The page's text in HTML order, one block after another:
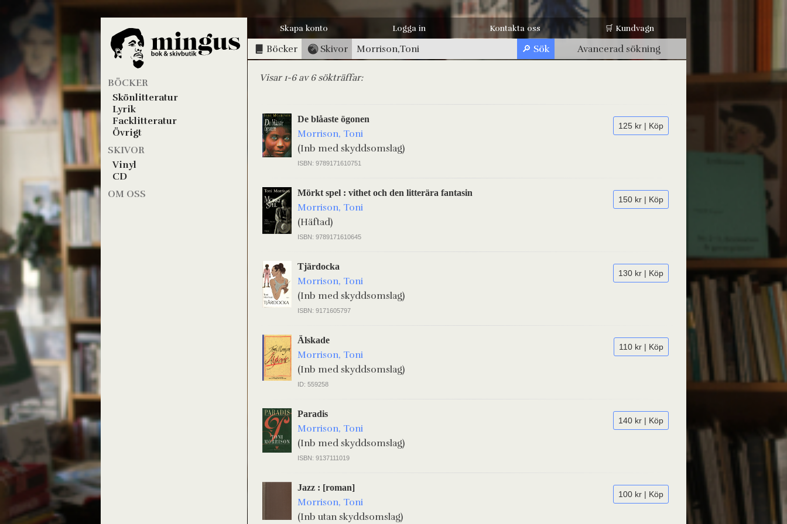
BÖCKER
Skönlitteratur
Lyrik
Facklitteratur
Övrigt
SKIVOR
Vinyl
CD
OM OSS
Skapa konto Logga in Kontakta oss 🛒 Kundvagn
Böcker Skivor Avancerad sökning
Visar 1-6 av 6 sökträffar:
125 kr | Köp
De blåaste ögonen
Morrison, Toni
(Inb med skyddsomslag)
ISBN: 9789171610751
150 kr | Köp
Mörkt spel : vithet och den litterära fantasin
Morrison, Toni
(Häftad)
ISBN: 9789171610645
130 kr | Köp
Tjärdocka
Morrison, Toni
(Inb med skyddsomslag)
ISBN: 9171605797
110 kr | Köp
Älskade
Morrison, Toni
(Inb med skyddsomslag)
ID: 559258
140 kr | Köp
Paradis
Morrison, Toni
(Inb med skyddsomslag)
ISBN: 9137111019
100 kr | Köp
Jazz : [roman]
Morrison, Toni
(Inb utan skyddsomslag)